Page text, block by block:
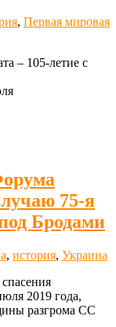
, Первая мировая
– 105-летие с
75-я
Бродами
, история, Украина
2019 года,
разгрома СС